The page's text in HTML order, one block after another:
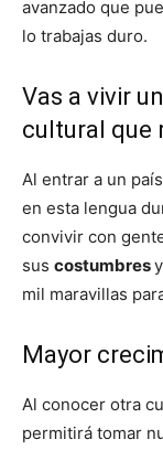
avanzado que
lo trabajas duro.
Vas a vivir
cultural que
Al entrar a un
en esta lengua
convivir con
sus costumbres
mil maravillas
Mayor
Al conocer otra
permitirá tomar